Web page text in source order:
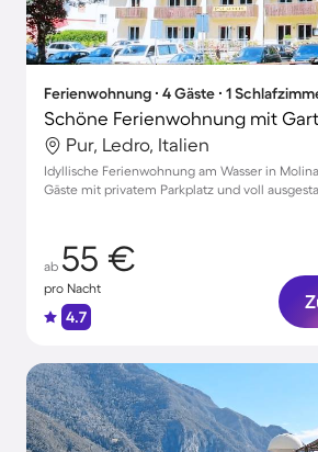
Ferienwohnung ∙ 4 Gäste ∙ 1
Pur, Ledro, Italien
Idyllische Ferienwohnung am Wasser in
Gäste mit privatem Parkplatz und voll
ab 55 €
pro Nacht
4.7